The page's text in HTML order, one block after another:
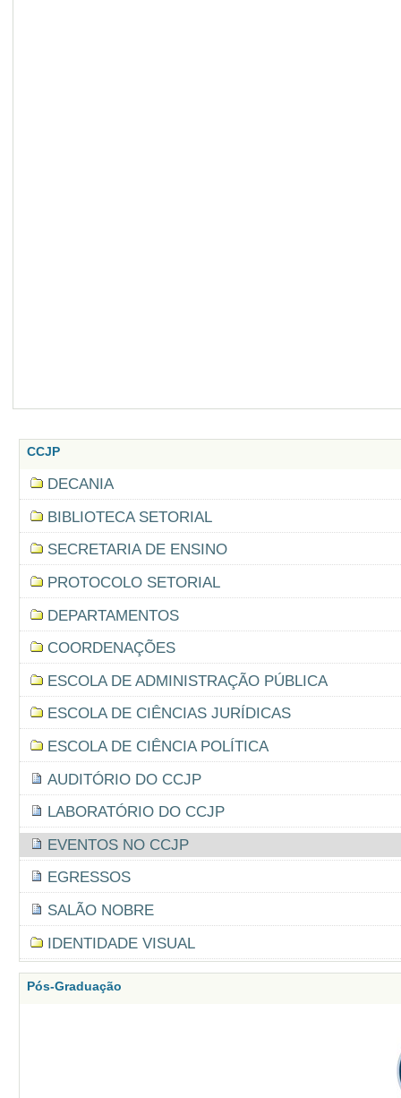
CCJP
DECANIA
BIBLIOTECA SETORIAL
SECRETARIA DE ENSINO
PROTOCOLO SETORIAL
DEPARTAMENTOS
COORDENAÇÕES
ESCOLA DE ADMINISTRAÇÃO PÚBLICA
ESCOLA DE CIÊNCIAS JURÍDICAS
ESCOLA DE CIÊNCIA POLÍTICA
AUDITÓRIO DO CCJP
LABORATÓRIO DO CCJP
EVENTOS NO CCJP
EGRESSOS
SALÃO NOBRE
IDENTIDADE VISUAL
Pós-Graduação